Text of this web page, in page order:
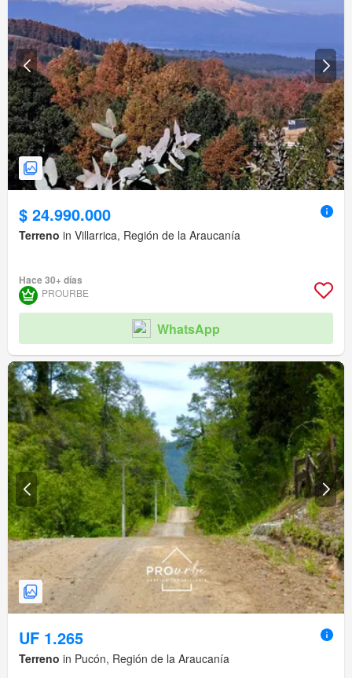
$ 24.990.000
Terreno in Villarrica, Región de la Araucanía
Hace 30+ días
PROURBE
WhatsApp
UF 1.265
Terreno in Pucón, Región de la Araucanía